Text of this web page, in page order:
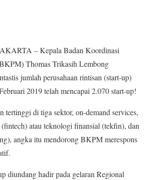
– Kepala Badan Koordinasi
Thomas Trikasih Lembong
jumlah perusahaan rintisan (start-up)
2019 telah mencapai 2.070 start-up!
tertinggi di tiga sektor, on-demand services,
atau teknologi finansial (tekfin), dan
angka itu mendorong BKPM merespons
diundang hadir pada gelaran Regional